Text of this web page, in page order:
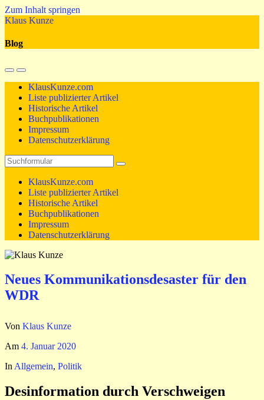
Zum Inhalt springen
Klaus Kunze
Blog
Mobil-
Menü
umschalten
Suchfeld
umschalten
KlausKunze.com
Liste publizierter Artikel
Historische Artikel
Buchpublikationen
Impressum
Datenschutzerklärung
Suchen
KlausKunze.com
Liste publizierter Artikel
Historische Artikel
Buchpublikationen
Impressum
Datenschutzerklärung
Neues Kommunikationsdesaster für den
WDR
Von Klaus Kunze
Am 4. Januar 2020
InAllgemein, Politik
Desinformation durch Verschweigen